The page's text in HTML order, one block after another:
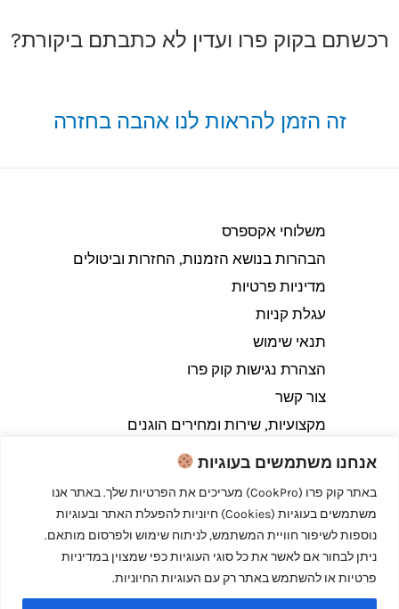
אנחנו משתמשים בעוגיות
באתר קוק פרו (CookPro) מעריכים את הפרטיות שלך. באתר אנו
משתמשים בעוגיות (Cookies) חיוניות להפעלת האתר ובעוגיות
נוספות לשיפור חוויית המשתמש, לניתוח שימוש ולפרסום מותאם.
ניתן לבחור אם לאשר את כל סוגי העוגיות כפי שמצוין במדיניות
פרטיות או להשתמש באתר רק עם העוגיות החיוניות.
רכשתם בקוק פרו ועדין לא כתבתם ביקורת?
זה הזמן להראות לנו אהבה בחזרה
משלוחי אקספרס
הבהרות בנושא הזמנות, החזרות וביטולים​
מדיניות פרטיות
עגלת קניות
תנאי שימוש
הצהרת נגישות קוק פרו
צור קשר
מקצועיות, שירות ומחירים הוגנים
Copyright © 2026 קוק פרו - לבשל כמו מקצוענים